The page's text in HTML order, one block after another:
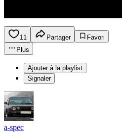
11 Partager
Favori
Plus
Ajouter à la playlist
Signaler
a-spec